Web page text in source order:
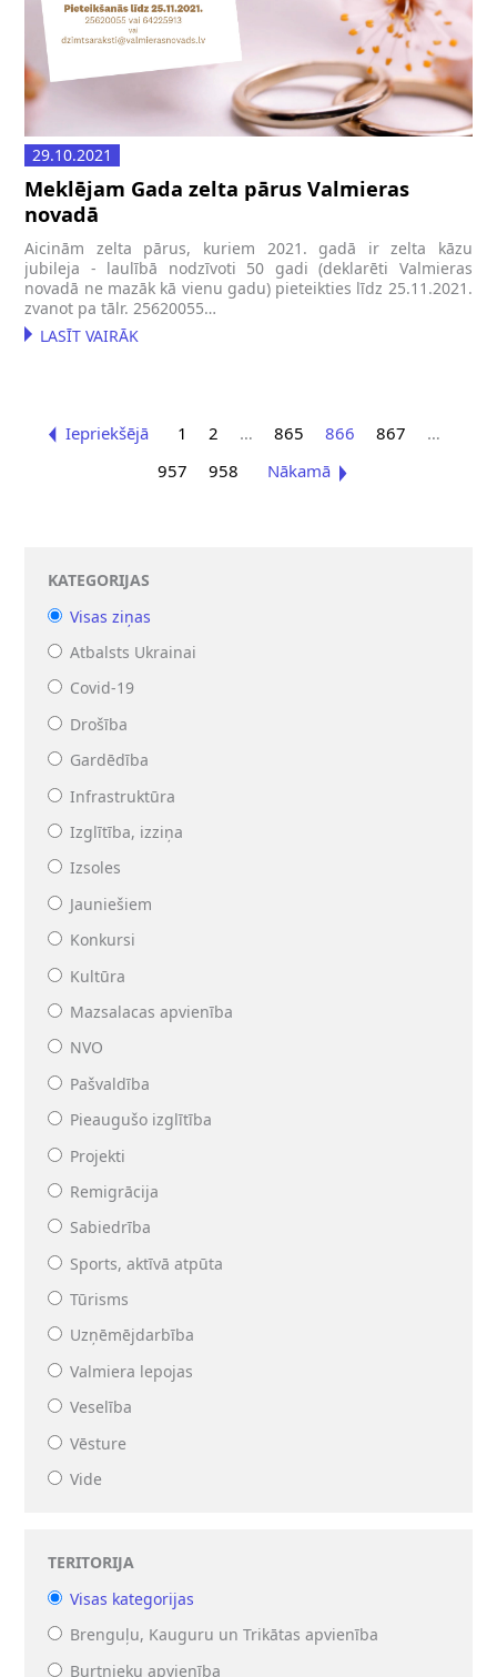
KATEGORIJAS
Visas ziņas
Atbalsts Ukrainai
Covid-19
Drošība
Gardēdība
Infrastruktūra
Izglītība, izziņa
Izsoles
Jauniešiem
Konkursi
Kultūra
Mazsalacas apvienība
NVO
Pašvaldība
Pieaugušo izglītība
Projekti
Remigrācija
Sabiedrība
Sports, aktīvā atpūta
Tūrisms
Uzņēmējdarbība
Valmiera lepojas
Veselība
Vēsture
Vide
TERITORIJA
Visas kategorijas
Brenguļu, Kauguru un Trikātas apvienība
Burtnieku apvienība
29.10.2021
Meklējam Gada zelta pārus Valmieras
novadā
Aicinām zelta pārus, kuriem 2021. gadā ir zelta kāzu
jubileja - laulībā nodzīvoti 50 gadi (deklarēti Valmieras
novadā ne mazāk kā vienu gadu) pieteikties līdz 25.11.2021.
zvanot pa tālr. 25620055…
LASĪT VAIRĀK
Iepriekšējā 1 2 … 865 866 867
…
957
958 Nākamā